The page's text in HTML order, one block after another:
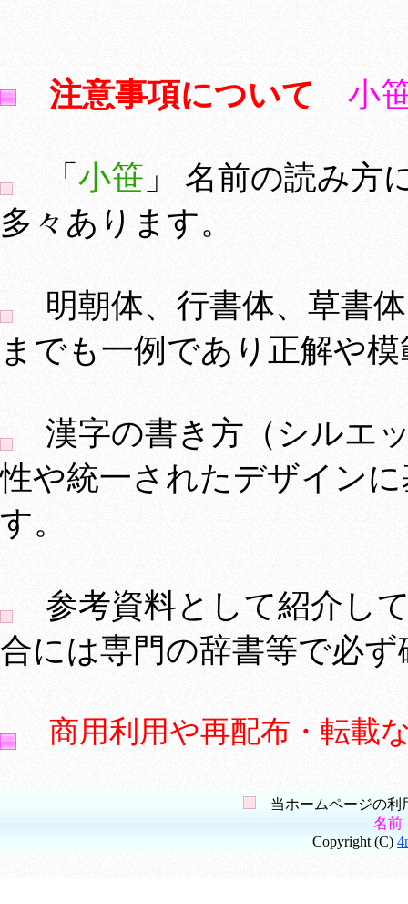
注意事項について 小
「 小笹 」 名前の読み方
多々あります。
明朝体、行書体、草書
までも一例であり正解や
漢字の書き方（シルエ
性や統一されたデザイン
す。
参考資料として紹介し
合には専門の辞書等で必
商用利用や再配布・転載
当ホームページの利
名前
Copyright (C)